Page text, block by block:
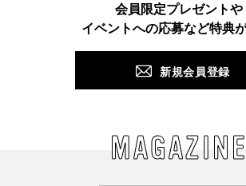
会員限定プレゼントや
イベントへの応募など特典
新規会員登録
MAGAZINE